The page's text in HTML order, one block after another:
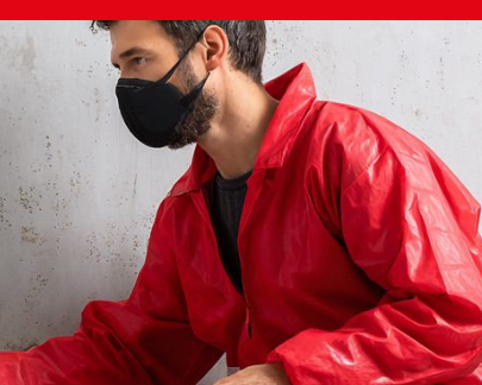
Bemusterung und Beratung vor Ort
Tapezieren
Stuckwerk
Graffitibeseitigung
Fassadenarbeiten
Trockenbau